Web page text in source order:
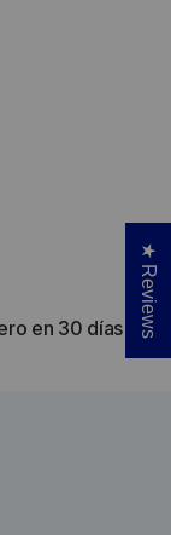
en 30 días ★ Reviews